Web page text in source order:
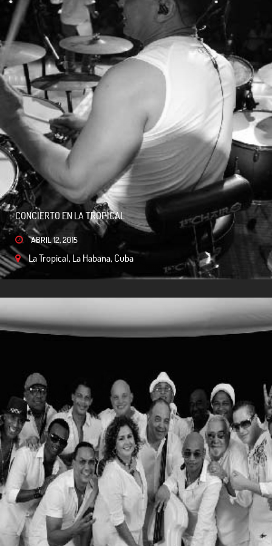
CONCIERTO EN LA TROPICAL
ABRIL 12, 2015
La Tropical, La Habana, Cuba